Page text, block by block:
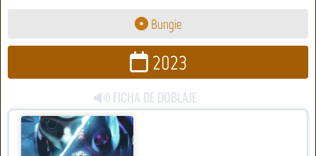
Bungie
2023
FICHA DE DOBLAJE